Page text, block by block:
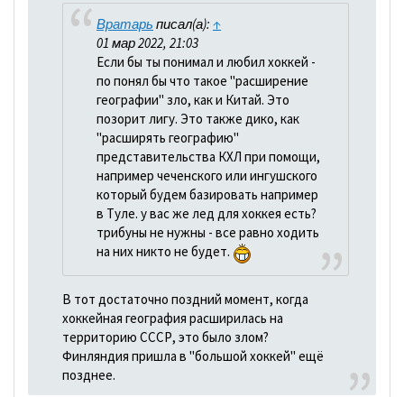
Вратарь писал(а): ↑
01 мар 2022, 21:03
Если бы ты понимал и любил хоккей -
по понял бы что такое "расширение
географии" зло, как и Китай. Это
позорит лигу. Это также дико, как
"расширять географию"
представительства КХЛ при помощи,
например чеченского или ингушского
который будем базировать например
в Туле. у вас же лед для хоккея есть?
трибуны не нужны - все равно ходить
на них никто не будет.
В тот достаточно поздний момент, когда
хоккейная география расширилась на
территорию СССР, это было злом?
Финляндия пришла в "большой хоккей" ещё
позднее.